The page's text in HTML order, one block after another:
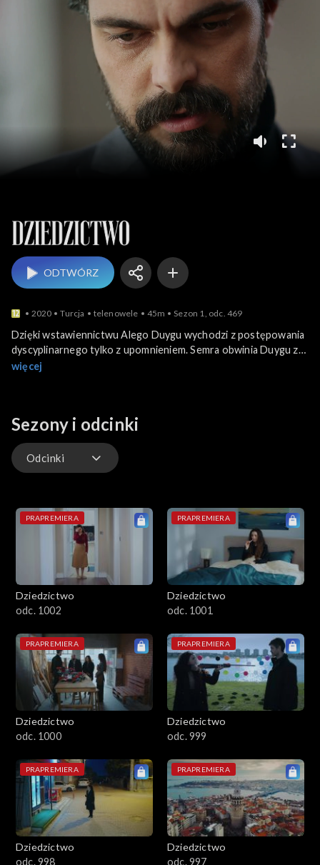
Dziedzictwo
ODTWÓRZ
2020 Turcja telenowele 45m Sezon 1, odc. 469
Dzięki wstawiennictwu Alego Duygu wychodzi z postępowania
dyscyplinarnego tylko z upomnieniem. Semra obwinia Duygu za
całe zło, które spotkało ją i całą rodzinę. Sultan próbuje jej
więcej
Sezony i odcinki
Odcinki
PRAPREMIERA
Dziedzictwo
odc. 1002
PRAPREMIERA
Dziedzictwo
odc. 1001
PRAPREMIERA
Dziedzictwo
odc. 1000
PRAPREMIERA
Dziedzictwo
odc. 999
PRAPREMIERA
Dziedzictwo
odc. 998
PRAPREMIERA
Dziedzictwo
odc. 997